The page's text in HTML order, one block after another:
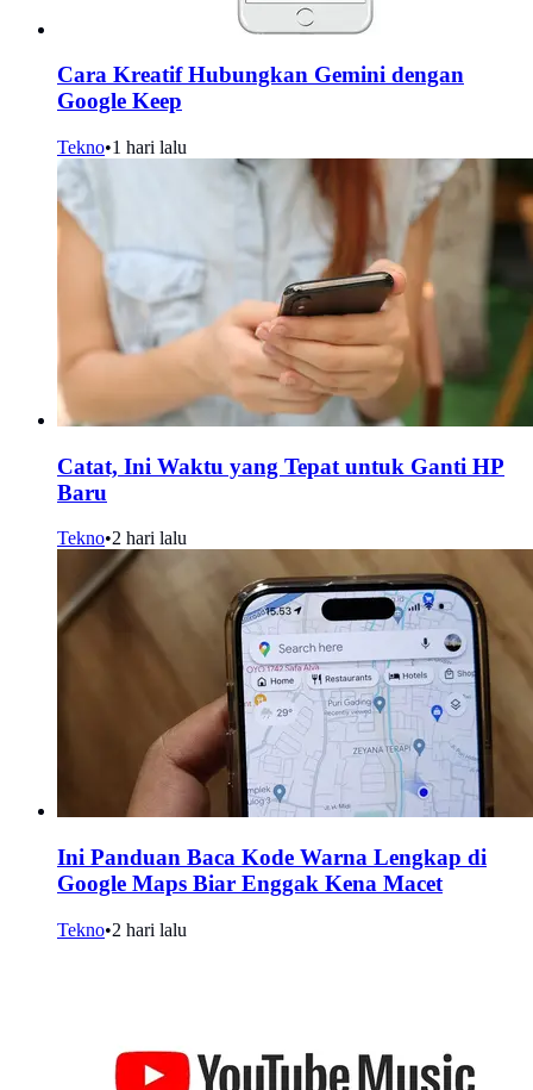
Cara Kreatif Hubungkan Gemini dengan
Google Keep
Tekno•1 hari lalu
Catat, Ini Waktu yang Tepat untuk Ganti HP
Baru
Tekno•2 hari lalu
Ini Panduan Baca Kode Warna Lengkap di
Google Maps Biar Enggak Kena Macet
Tekno•2 hari lalu